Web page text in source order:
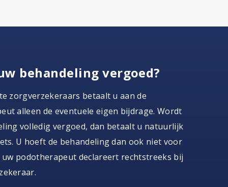
behandeling vergoed?
zorgverzekeraars betaalt u aan de
alleen de eventuele eigen bijdrage. Wordt
volledig vergoed, dan betaalt u natuurlijk
U hoeft de behandeling dan ook niet voor
uw podotherapeut declareert rechtstreeks bij